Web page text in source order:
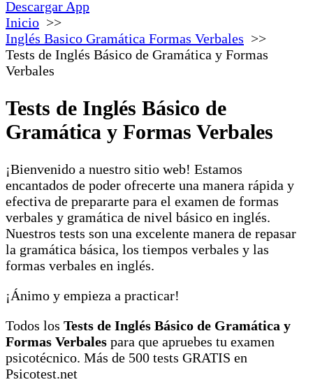
Descargar App
Inicio
Inglés Basico Gramática Formas Verbales
Tests de Inglés Básico de Gramática y Formas
Verbales
Tests de Inglés Básico de
Gramática y Formas Verbales
¡Bienvenido a nuestro sitio web! Estamos
encantados de poder ofrecerte una manera rápida y
efectiva de prepararte para el examen de formas
verbales y gramática de nivel básico en inglés.
Nuestros tests son una excelente manera de repasar
la gramática básica, los tiempos verbales y las
formas verbales en inglés.
¡Ánimo y empieza a practicar!
Todos los Tests de Inglés Básico de Gramática y
Formas Verbales para que apruebes tu examen
psicotécnico. Más de 500 tests GRATIS en
Psicotest.net